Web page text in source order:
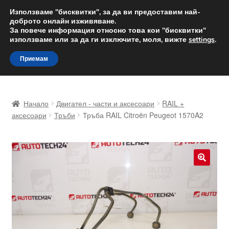
ДОСТАВКА от 12 лв.
Доставка по целия свят
Skip
to
navigation
Skip
to
content
Доставка по целия свят
Количка
Начало Двигател - части и аксесоари
RAIL +
аксесоари
Тръби Тръба RAIL Citroën Peugeot 1570A2
Използваме "бисквитки", за да ви предоставим най-
доброто онлайн изживяване.
За повече информация относно това кои "бисквитки"
използваме или за да ги изключите, моля, вижте settings.
Приемам